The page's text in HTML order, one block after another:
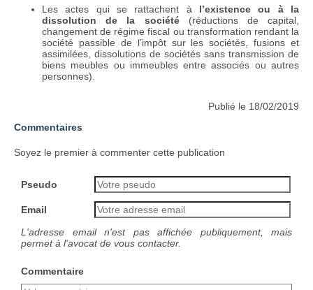
Les actes qui se rattachent à l’existence ou à la
dissolution de la société(réductions de capital,
changement de régime fiscal ou transformation rendant la
société passible de l’impôt sur les sociétés, fusions et
assimilées, dissolutions de sociétés sans transmission de
biens meubles ou immeubles entre associés ou autres
personnes).
Publié le 18/02/2019
Commentaires
Soyez le premier à commenter cette publication
Pseudo
Email
L'adresse email n'est pas affichée publiquement, mais
permet à l'avocat de vous contacter.
Commentaire